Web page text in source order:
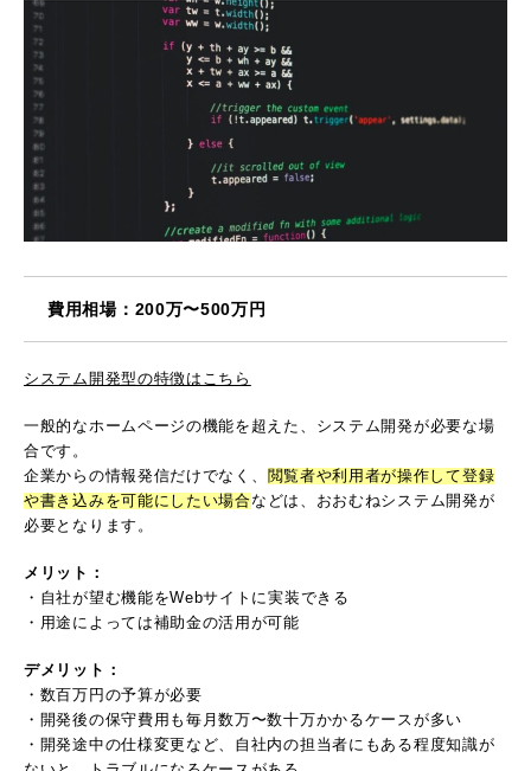
費用相場：200万〜500万円
システム開発型の特徴はこちら
一般的なホームページの機能を超えた、システム開発が必要な場
合です。
企業からの情報発信だけでなく、
閲覧者や利用者が操作して登録
や書き込みを可能にしたい場合などは、おおむねシステム開発が
必要となります。
メリット：
・自社が望む機能をWebサイトに実装できる
・用途によっては補助金の活用が可能
デメリット：
・数百万円の予算が必要
・開発後の保守費用も毎月数万〜数十万かかるケースが多い
・開発途中の仕様変更など、自社内の担当者にもある程度知識が